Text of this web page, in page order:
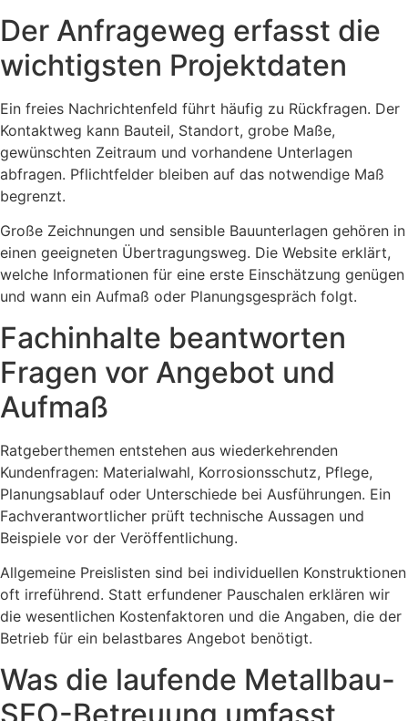
Der Anfrageweg erfasst die
wichtigsten Projektdaten
Ein freies Nachrichtenfeld führt häufig zu Rückfragen. Der
Kontaktweg kann Bauteil, Standort, grobe Maße,
gewünschten Zeitraum und vorhandene Unterlagen
abfragen. Pflichtfelder bleiben auf das notwendige Maß
begrenzt.
Große Zeichnungen und sensible Bauunterlagen gehören in
einen geeigneten Übertragungsweg. Die Website erklärt,
welche Informationen für eine erste Einschätzung genügen
und wann ein Aufmaß oder Planungsgespräch folgt.
Fachinhalte beantworten
Fragen vor Angebot und
Aufmaß
Ratgeberthemen entstehen aus wiederkehrenden
Kundenfragen: Materialwahl, Korrosionsschutz, Pflege,
Planungsablauf oder Unterschiede bei Ausführungen. Ein
Fachverantwortlicher prüft technische Aussagen und
Beispiele vor der Veröffentlichung.
Allgemeine Preislisten sind bei individuellen Konstruktionen
oft irreführend. Statt erfundener Pauschalen erklären wir
die wesentlichen Kostenfaktoren und die Angaben, die der
Betrieb für ein belastbares Angebot benötigt.
Was die laufende Metallbau-
SEO-Betreuung umfasst